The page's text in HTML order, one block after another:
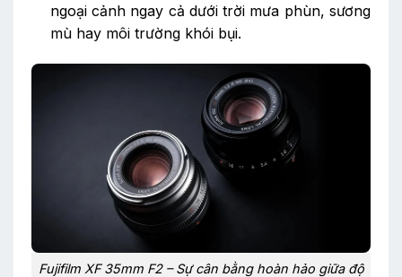
ngoại cảnh ngay cả dưới trời mưa phùn, sương
mù hay môi trường khói bụi.
Fujifilm XF 35mm F2 – Sự cân bằng hoàn hảo giữa độ